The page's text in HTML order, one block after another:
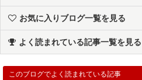
お気に入りブログ一覧を見る
よく読まれている記事一覧を見る
このブログでよく読まれている記事